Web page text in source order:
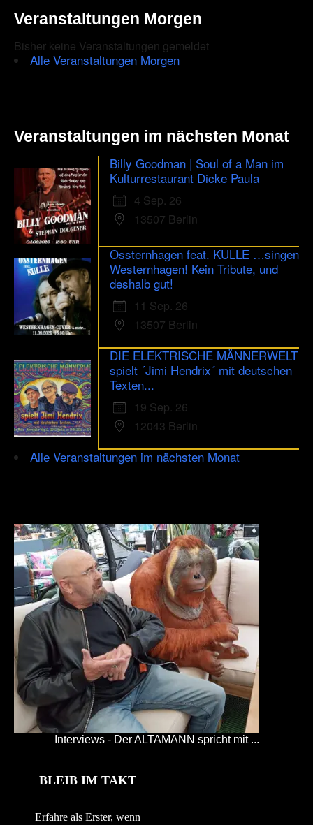
Veranstaltungen Morgen
Bisher keine Veranstaltungen gemeldet
Alle Veranstaltungen Morgen
Veranstaltungen im nächsten Monat
Billy Goodman | Soul of a Man im
Kulturrestaurant Dicke Paula
4 Sep. 26
13507 Berlin
Ossternhagen feat. KULLE …singen
Westernhagen! Kein Tribute, und
deshalb gut!
11 Sep. 26
13507 Berlin
DIE ELEKTRISCHE MÄNNERWELT
spielt ´Jimi Hendrix´ mit deutschen
Texten...
19 Sep. 26
12043 Berlin
Alle Veranstaltungen im nächsten Monat
Interviews - Der ALTAMANN spricht mit ...
BLEIB IM TAKT
Erfahre als Erster, wenn